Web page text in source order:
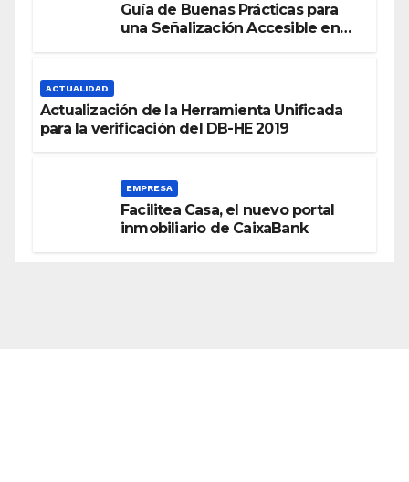
Guía de Buenas Prácticas para
una Señalización Accesible en
ACTUALIDAD
Actualización de la Herramienta Unificada
para la verificación del DB-HE 2019
EMPRESA
Facilitea Casa, el nuevo portal
inmobiliario de CaixaBank